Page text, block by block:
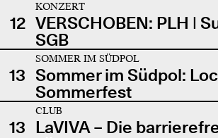
12
KONZERT
VERSCHOBEN: PLH |
SGB
13
SOMMER IM SÜDPOL
Sommer im Südpol:
Sommerfest
13
CLUB
LaVIVA – Die